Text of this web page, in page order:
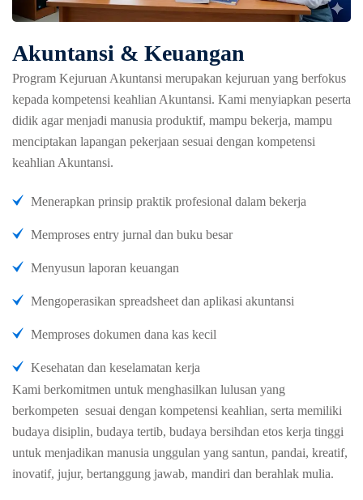
Akuntansi & Keuangan
Program Kejuruan Akuntansi merupakan kejuruan yang berfokus
kepada kompetensi keahlian Akuntansi. Kami menyiapkan peserta
didik agar menjadi manusia produktif, mampu bekerja, mampu
menciptakan lapangan pekerjaan sesuai dengan kompetensi
keahlian Akuntansi.
Menerapkan prinsip praktik profesional dalam bekerja
Memproses entry jurnal dan buku besar
Menyusun laporan keuangan
Mengoperasikan spreadsheet dan aplikasi akuntansi
Memproses dokumen dana kas kecil
Kesehatan dan keselamatan kerja
Kami berkomitmen untuk menghasilkan lulusan yang
berkompeten sesuai dengan kompetensi keahlian, serta memiliki
budaya disiplin, budaya tertib, budaya bersihdan etos kerja tinggi
untuk menjadikan manusia unggulan yang santun, pandai, kreatif,
inovatif, jujur, bertanggung jawab, mandiri dan berahlak mulia.